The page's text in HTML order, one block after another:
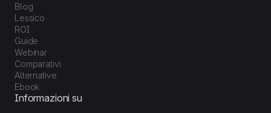
Blog
Lessico
ROI
Guide
Webinar
Comparativi
Alternative
Ebook
Informazioni su